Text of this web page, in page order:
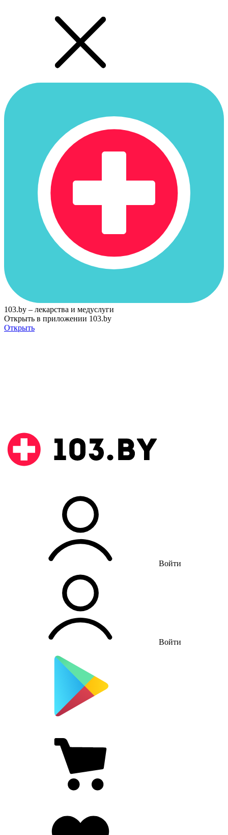
103.by – лекарства и медуслуги
Открыть в приложении 103.by
Открыть
Войти
Войти